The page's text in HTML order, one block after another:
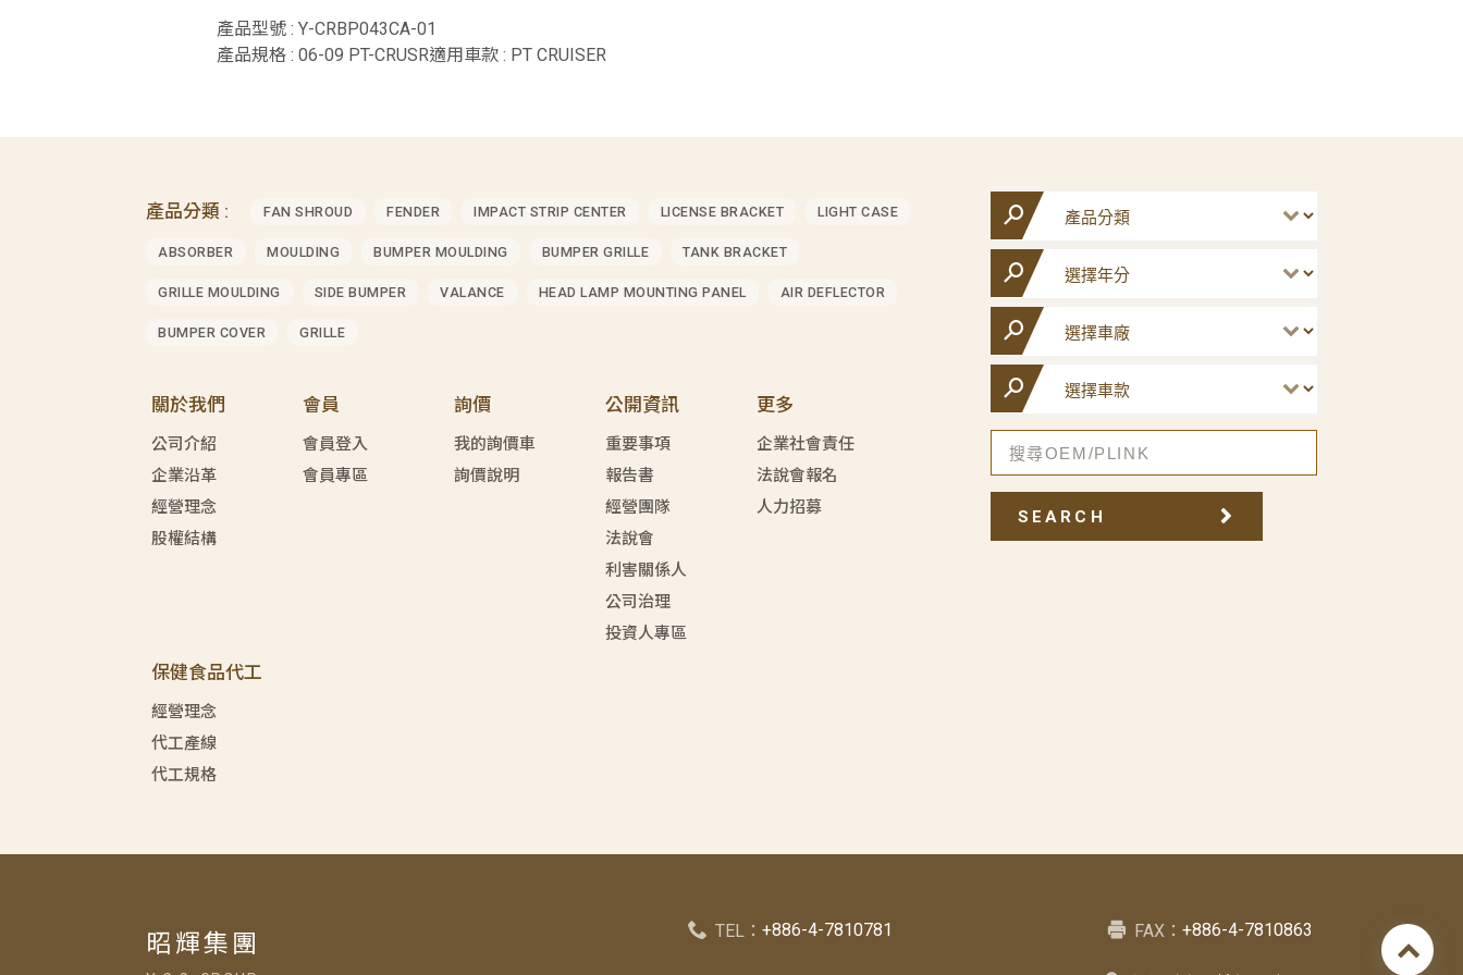
產品型號 : Y-CRBP043CA-01
產品規格 : 06-09 PT-CRUSR適用車款 : PT CRUISER
產品分類 : FAN SHROUD FENDER IMPACT STRIP CENTER LICENSE BRACKET LIGHT CASE
ABSORBER MOULDING BUMPER MOULDING BUMPER GRILLE TANK BRACKET
GRILLE MOULDING SIDE BUMPER VALANCE HEAD LAMP MOUNTING PANEL AIR DEFLECTOR
BUMPER COVER GRILLE
關於我們
公司介紹
企業沿革
經營理念
股權結構
會員
會員登入
會員專區
詢價
我的詢價車
詢價說明
公開資訊
重要事項
報告書
經營團隊
法說會
利害關係人
公司治理
投資人專區
更多
企業社會責任
法說會報名
人力招募
保健食品代工
經營理念
代工產線
代工規格
SEARCH
昭輝集團 TEL： +886-4-7810781 FAX：+886-4-7810863